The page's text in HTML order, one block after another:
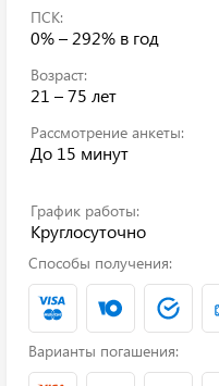
ПСК:
0% – 292% в год
Возраст:
21 – 75 лет
Рассмотрение анкеты:
До 15 минут
График работы:
Круглосуточно
Способы получения:
Варианты погашения: